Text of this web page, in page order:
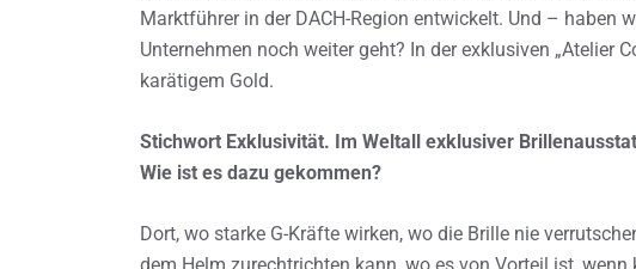
Marktführer in der DACH-Region entwickelt. Und – haben
Unternehmen noch weiter geht? In der exklusiven „Atelier
karätigem Gold.
Stichwort Exklusivität. Im Weltall exklusiver
Wie ist es dazu gekommen?
Dort, wo starke G-Kräfte wirken, wo die Brille nie
dem Helm zurechtrichten kann, wo es von Vorteil ist,